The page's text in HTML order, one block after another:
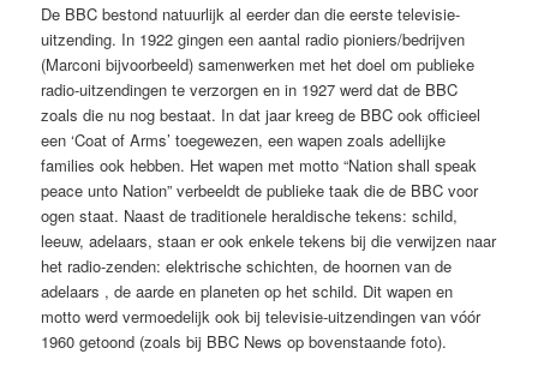
De BBC bestond natuurlijk al eerder dan die eerste televisie-
uitzending. In 1922 gingen een aantal radio pioniers/bedrijven
(Marconi bijvoorbeeld) samenwerken met het doel om publieke
radio-uitzendingen te verzorgen en in 1927 werd dat de BBC
zoals die nu nog bestaat. In dat jaar kreeg de BBC ook officieel
een ‘Coat of Arms’ toegewezen, een wapen zoals adellijke
families ook hebben. Het wapen met motto “Nation shall speak
peace unto Nation” verbeeldt de publieke taak die de BBC voor
ogen staat. Naast de traditionele heraldische tekens: schild,
leeuw, adelaars, staan er ook enkele tekens bij die verwijzen naar
het radio-zenden: elektrische schichten, de hoornen van de
adelaars , de aarde en planeten op het schild. Dit wapen en
motto werd vermoedelijk ook bij televisie-uitzendingen van vóór
1960 getoond (zoals bij BBC News op bovenstaande foto).